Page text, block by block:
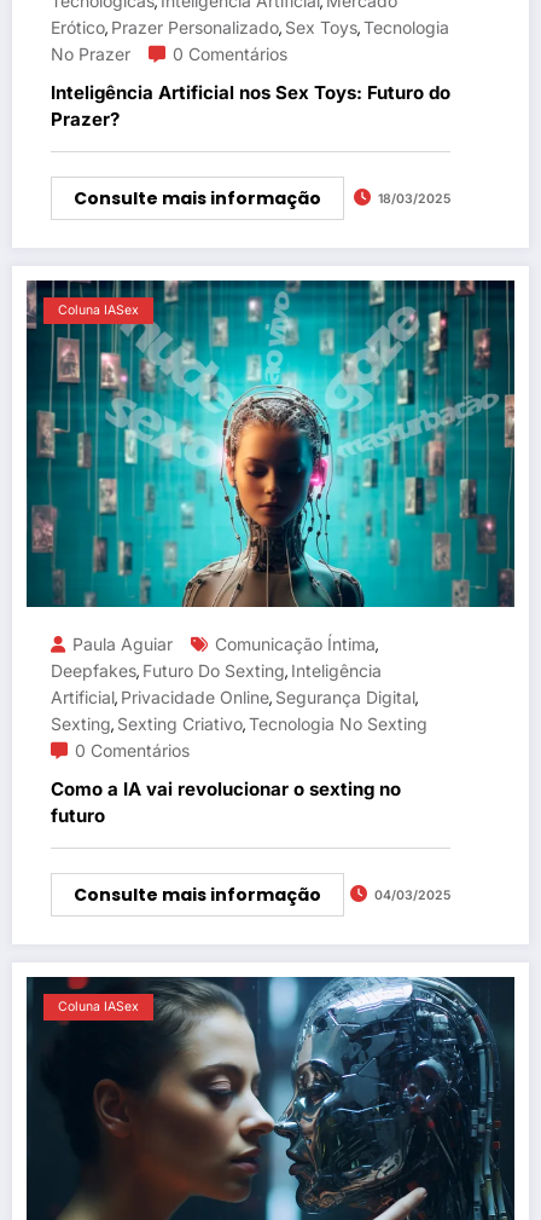
Erótico, Prazer Personalizado, Sex Toys,Tecnologia
No Prazer
0 Comentários
Inteligência Artificial nos Sex Toys: Futuro do
Prazer?
Consulte mais informação 18/03/2025
Coluna IASex
Paula Aguiar Comunicação Íntima,
Deepfakes, Futuro Do Sexting, Inteligência
Artificial, Privacidade Online, Segurança Digital,
Sexting, Sexting Criativo,Tecnologia No Sexting
0 Comentários
Como a IA vai revolucionar o sexting no
futuro
Consulte mais informação 04/03/2025
Coluna IASex